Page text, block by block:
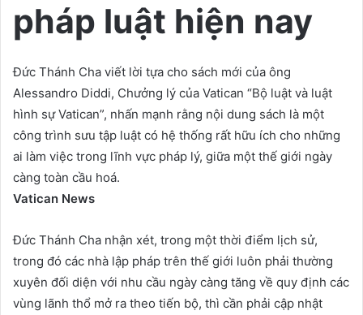
pháp luật hiện nay
Đức Thánh Cha viết lời tựa cho sách mới của ông
Alessandro Diddi, Chưởng lý của Vatican “Bộ luật và luật
hình sự Vatican”, nhấn mạnh rằng nội dung sách là một
công trình sưu tập luật có hệ thống rất hữu ích cho những
ai làm việc trong lĩnh vực pháp lý, giữa một thế giới ngày
càng toàn cầu hoá.
Vatican News
Đức Thánh Cha nhận xét, trong một thời điểm lịch sử,
trong đó các nhà lập pháp trên thế giới luôn phải thường
xuyên đối diện với nhu cầu ngày càng tăng về quy định các
vùng lãnh thổ mở ra theo tiến bộ, thì cần phải cập nhật